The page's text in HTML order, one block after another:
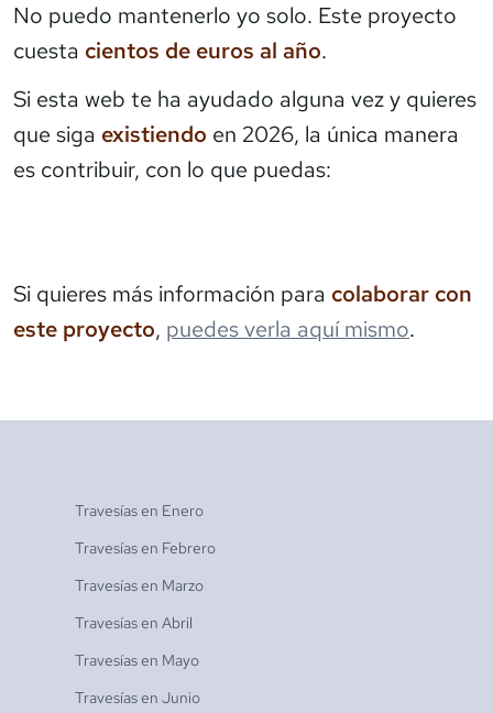
No puedo mantenerlo yo solo. Este proyecto
cuesta cientos de euros al año.
Si esta web te ha ayudado alguna vez y quieres
que siga existiendo en 2026, la única manera
es contribuir, con lo que puedas:
Si quieres más información para colaborar con
este proyecto, puedes verla aquí mismo.
Travesías en Enero
Travesías en Febrero
Travesías en Marzo
Travesías en Abril
Travesías en Mayo
Travesías en Junio